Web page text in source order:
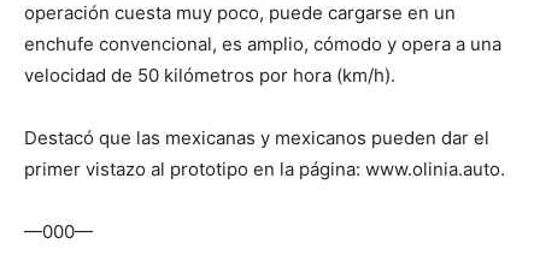
operación cuesta muy poco, puede cargarse en un
enchufe convencional, es amplio, cómodo y opera a una
velocidad de 50 kilómetros por hora (km/h).
Destacó que las mexicanas y mexicanos pueden dar el
primer vistazo al prototipo en la página: www.olinia.auto.
—000—